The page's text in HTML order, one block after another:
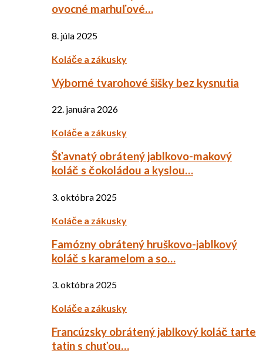
ovocné marhuľové…
8. júla 2025
Koláče a zákusky
Výborné tvarohové šišky bez kysnutia
22. januára 2026
Koláče a zákusky
Šťavnatý obrátený jablkovo-makový
koláč s čokoládou a kyslou…
3. októbra 2025
Koláče a zákusky
Famózny obrátený hruškovo-jablkový
koláč s karamelom a so…
3. októbra 2025
Koláče a zákusky
Francúzsky obrátený jablkový koláč tarte
tatin s chuťou…